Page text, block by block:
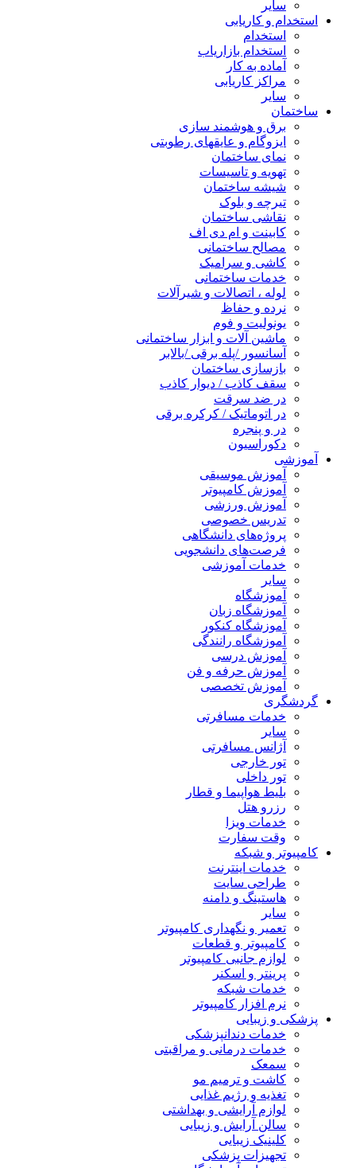
سایر
استخدام و کاریابی
استخدام
استخدام بازاریاب
آماده به کار
مراکز کاریابی
سایر
ساختمان
برق و هوشمند سازی
ایزوگام و عایقهای رطوبتی
نمای ساختمان
تهویه و تاسیسات
شیشه ساختمان
تیرچه و بلوک
نقاشی ساختمان
کابینت و ام دی اف
مصالح ساختمانی
کاشی و سرامیک
خدمات ساختمانی
لوله ، اتصالات و شیرآلات
نرده و حفاظ
یونولیت و فوم
ماشین آلات و ابزار ساختمانی
آسانسور /پله برقی /بالابر
بازسازی ساختمان
سقف کاذب / دیوار کاذب
در ضد سرقت
در اتوماتیک / کرکره برقی
در و پنجره
دکوراسیون
آموزشی
آموزش موسیقی
آموزش کامپیوتر
آموزش ورزشی
تدریس خصوصی
پروژه‌های دانشگاهی
فرصت‌های دانشجویی
خدمات آموزشی
سایر
آموزشگاه
آموزشگاه زبان
آموزشگاه کنکور
آموزشگاه رانندگی
آموزش درسی
آموزش حرفه و فن
آموزش تخصصی
گردشگری
خدمات مسافرتی
سایر
آژانس مسافرتی
تور خارجی
تور داخلی
بلیط هواپیما و قطار
رزرو هتل
خدمات ویزا
وقت سفارت
کامپیوتر و شبکه
خدمات اینترنت
طراحی سایت
هاستینگ و دامنه
سایر
تعمیر و نگهداری کامپیوتر
کامپیوتر و قطعات
لوازم جانبی کامپیوتر
پرینتر و اسکنر
خدمات شبکه
نرم افزار کامپیوتر
پزشکی و زیبایی
خدمات دندانپزشکی
خدمات درمانی و مراقبتی
سمعک
کاشت و ترمیم مو
تغذیه و رژیم غذایی
لوازم آرایشی و بهداشتی
سالن آرایش و زیبایی
کلینیک زیبایی
تجهیزات پزشکی